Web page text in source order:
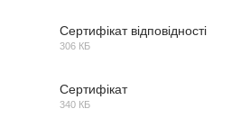
Сертифікат відповідності
306 КБ
Сертифікат
340 КБ